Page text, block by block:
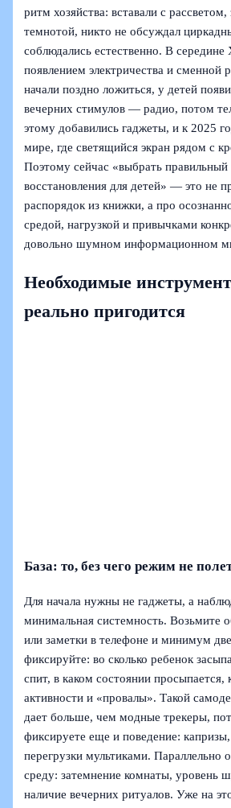
ритм хозяйства: вставали с рассветом,
темнотой, никто не обсуждал
соблюдались естественно. В середине
появлением электричества и сменной
начали поздно ложиться, у детей
вечерних стимулов — радио, потом
этому добавились гаджеты, и к 2025
мире, где светящийся экран рядом с
Поэтому сейчас «выбрать
восстановления для детей» — это не
распорядок из книжки, а про
средой, нагрузкой и привычками
довольно шумном информационном
Необходимые
реально пригодится
База: то, без чего режим не
Для начала нужны не гаджеты, а
минимальная системность. Возьмите
или заметки в телефоне и минимум
фиксируйте: во сколько ребенок
спит, в каком состоянии просыпается,
активности и «провалы». Такой
дает больше, чем модные трекеры,
фиксируете еще и поведение:
перегрузки мультиками. Параллельно
среду: затемнение комнаты, уровень
наличие вечерних ритуалов. Уже на